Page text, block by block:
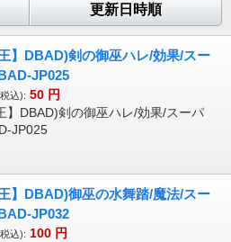
更新日時順
王】DBAD)剣の御巫ハレ/効果/スー
JP025
込): 50 円
】DBAD)剣の御巫ハレ/効果/スーパ
JP025
王】DBAD)御巫の水舞踏/魔法/スー
JP032
込): 100 円